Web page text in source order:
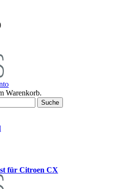
Warenkorb.
Suche
für Citroen CX